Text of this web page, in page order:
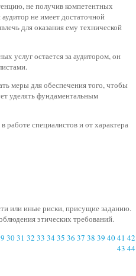
не получив компетентных
не имеет достаточной
для оказания ему технической
услуг остается за аудитором, он
меры для обеспечения того, чтобы
уделять фундаментальным
специалистов и от характера
или иные риски, присущие заданию.
этических требований.
3031 32 33 3435 36 37 38 39 4041 42
43 44